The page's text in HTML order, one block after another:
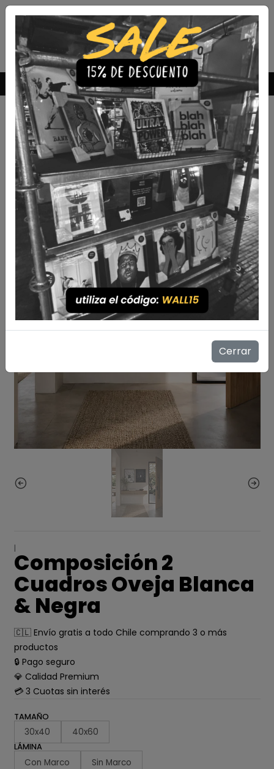
Envío Gratis a todo Chile comprando 3 o más productos
|
Composición 2
Cuadros Oveja Blanca
& Negra
🇨🇱 Envío gratis a todo Chile comprando 3 o más
productos
🔒 Pago seguro
💎 Calidad Premium
💳 3 Cuotas sin interés
TAMAÑO
30x40 40x60
LÁMINA
Con Marco Sin Marco
Cerrar